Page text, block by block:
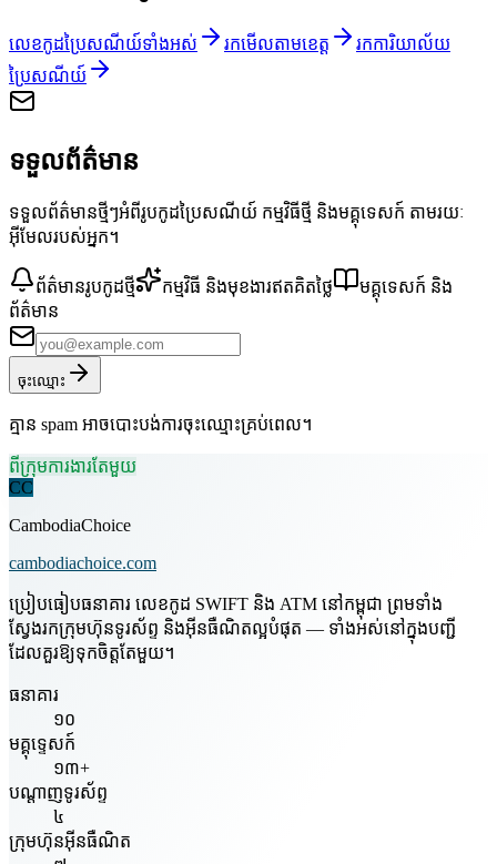
លេខកូដប្រៃសណីយ៍ទាំងអស់ រកមើលតាមខេត្ត
រកការិយាល័យ
ប្រៃសណីយ៍
ទទួលព័ត៌មាន
ទទួលព័ត៌មានថ្មីៗអំពីរូបកូដប្រៃសណីយ៍ កម្មវិធីថ្មី និងមគ្គុទេសក៍ តាមរយៈ
អ៊ីមែលរបស់អ្នក។
ព័ត៌មានរូបកូដថ្មី កម្មវិធី និងមុខងារឥតគិតថ្លៃ
មគ្គុទេសក៍ និង
ព័ត៌មាន
ចុះឈ្មោះ
គ្មាន spam អាចបោះបង់ការចុះឈ្មោះគ្រប់ពេល។
ពីក្រុមការងារតែមួយ
CC
CambodiaChoice
cambodiachoice.com
ប្រៀបធៀបធនាគារ លេខកូដ SWIFT និង ATM នៅកម្ពុជា ព្រមទាំង
ស្វែងរកក្រុមហ៊ុនទូរស័ព្ទ និងអ៊ីនធឺណិតល្អបំផុត — ទាំងអស់នៅក្នុងបញ្ជី
ដែលគួរឱ្យទុកចិត្តតែមួយ។
ធនាគារ
១០
មគ្គុទ្ទេសក៍
១៣+
បណ្តាញទូរស័ព្ទ
៤
ក្រុមហ៊ុនអ៊ីនធឺណិត